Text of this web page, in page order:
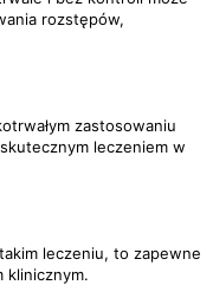
rozstępów,
zastosowaniu
leczeniem w
leczeniu, to zapewne
klinicznym.